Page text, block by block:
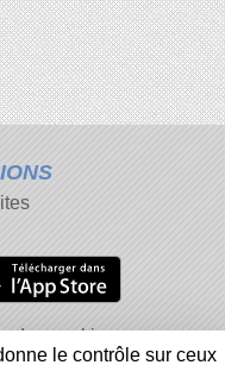
des cookies
contenu inapproprié
le contrôle sur ceux